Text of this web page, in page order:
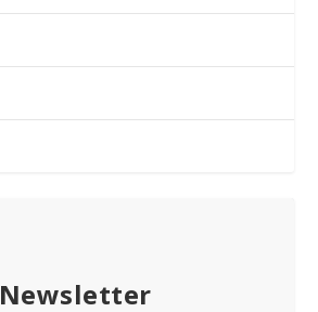
Newsletter